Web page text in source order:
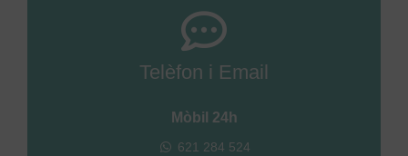
Telèfon i Email
Mòbil 24h
621 284 524